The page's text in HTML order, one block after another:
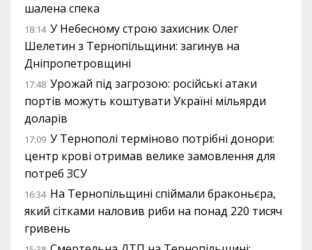
шалена спека
18:14 У Небесному строю захисник Олег
Шелетин з Тернопільщини: загинув на
Дніпропетровщині
17:48 Урожай під загрозою: російські атаки
портів можуть коштувати Україні мільярди
доларів
17:09 У Тернополі терміново потрібні донори:
центр крові отримав велике замовлення для
потреб ЗСУ
16:34 На Тернопільщині спіймали браконьєра,
який сітками наловив риби на понад 220 тисяч
гривень